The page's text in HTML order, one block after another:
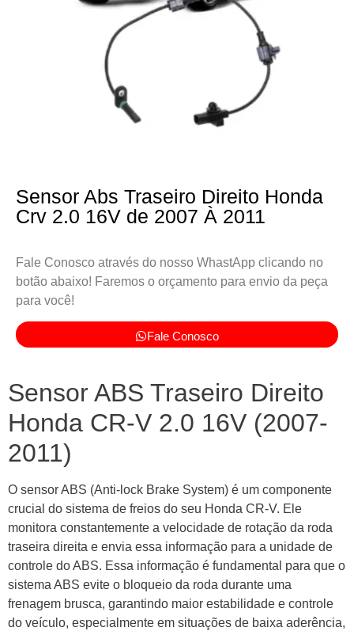
Sensor Abs Traseiro Direito Honda
Crv 2.0 16V de 2007 À 2011
Fale Conosco através do nosso WhastApp clicando no
botão abaixo! Faremos o orçamento para envio da peça
para você!
Fale Conosco
Sensor ABS Traseiro Direito
Honda CR-V 2.0 16V (2007-
2011)
O sensor ABS (Anti-lock Brake System) é um componente
crucial do sistema de freios do seu Honda CR-V. Ele
monitora constantemente a velocidade de rotação da roda
traseira direita e envia essa informação para a unidade de
controle do ABS. Essa informação é fundamental para que o
sistema ABS evite o bloqueio da roda durante uma
frenagem brusca, garantindo maior estabilidade e controle
do veículo, especialmente em situações de baixa aderência,